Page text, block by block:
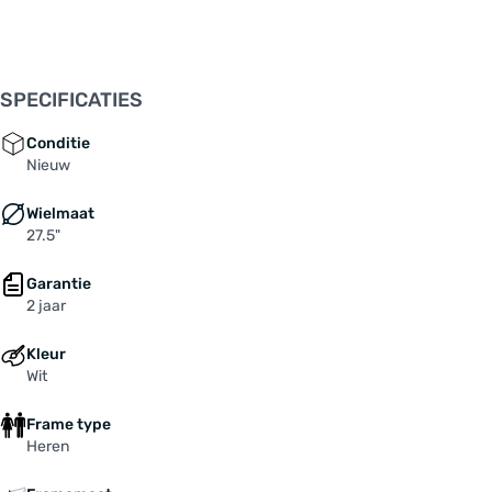
Secundaire kleur: geel
Stack: 651 mm
Standover hoogte: 840 mm
Type schakelsysteem: derailleurversnelling
Uitrusting: spatborden
Versnellingen: 9-speed
Wielmaat: 27,5 "
Zitbuis: 530 mm
Accu: BOSCH "Powertube 500", Lithium-Ionen
mit BMS, 500 Wh
SPECIFICATIES
Conditie
Nieuw
Wielmaat
27.5"
Garantie
2 jaar
Kleur
Wit
Frame type
Heren